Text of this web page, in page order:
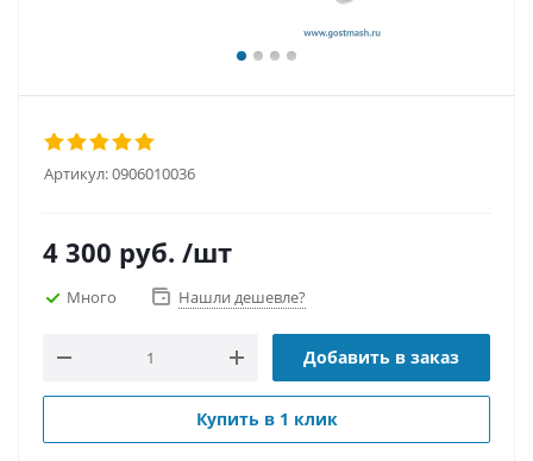
Артикул:0906010036
4 300 руб. /шт
Много Нашли дешевле?
Добавить в заказ
Купить в 1 клик